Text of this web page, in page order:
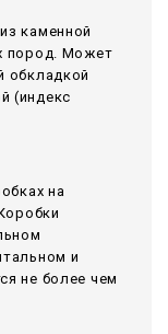
каменной
пород. Может
обкладкой
(индекс
на
и
не более чем